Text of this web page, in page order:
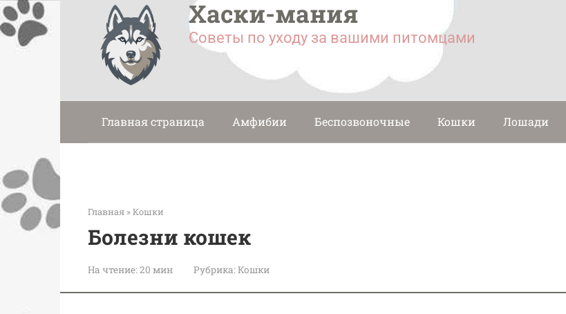
Перейти
к
контенту
Хаски-мания
Советы по уходу за вашими питомцами
Главная страница Амфибии Беспозвоночные Кошки Лошади
Главная »Кошки
Болезни кошек
На чтение:20 мин Рубрика:Кошки